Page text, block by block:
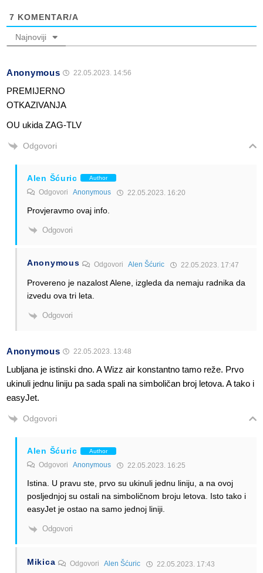
7 KOMENTAR/A
Najnoviji
Anonymous 22.05.2023. 14:56
PREMIJERNO
OTKAZIVANJA
OU ukida ZAG-TLV
Odgovori
Alen Šćuric Author
Odgovori Anonymous 22.05.2023. 16:20
Provjeravmo ovaj info.
Odgovori
Anonymous OdgovoriAlen Šćuric 22.05.2023. 17:47
Provereno je nazalost Alene, izgleda da nemaju radnika da
izvedu ova tri leta.
Odgovori
Anonymous 22.05.2023. 13:48
Lubljana je istinski dno. A Wizz air konstantno tamo reže. Prvo
ukinuli jednu liniju pa sada spali na simboličan broj letova. A tako i
easyJet.
Odgovori
Alen Šćuric Author
Odgovori Anonymous 22.05.2023. 16:25
Istina. U pravu ste, prvo su ukinuli jednu liniju, a na ovoj
posljednjoj su ostali na simboličnom broju letova. Isto tako i
easyJet je ostao na samo jednoj liniji.
Odgovori
Mikica OdgovoriAlen Šćuric 22.05.2023. 17:43